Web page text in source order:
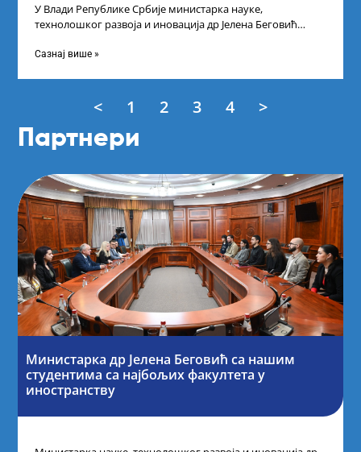
У Влади Републике Србије министарка науке,
технолошког развоја и иновација др Јелена Беговић
Сазнај више »
< 1 2 3 4 >
Партнери
Министарка др Јелена Беговић са нашим
студентима са најбољих факултета у
иностранству